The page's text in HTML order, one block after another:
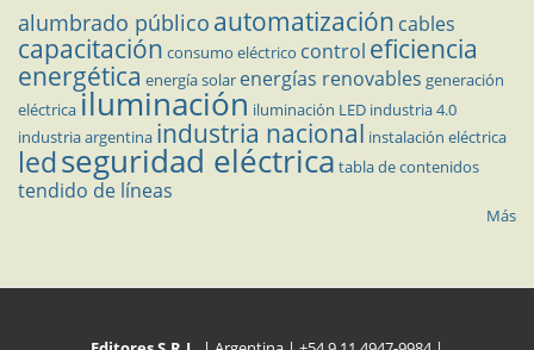
alumbrado público automatización cables
capacitación consumo eléctrico control eficiencia
energética energía solar energías renovables generación
eléctricailuminación iluminación LED industria 4.0
industria argentina industria nacional instalación eléctrica
ledseguridad eléctrica tabla de contenidos
tendido de líneas
Más